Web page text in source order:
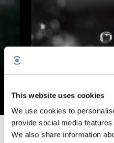
This website uses cookies
We use cookies to
provide social media
We also share information
DEEBOT X12 -
Deep Clean
Bli med i